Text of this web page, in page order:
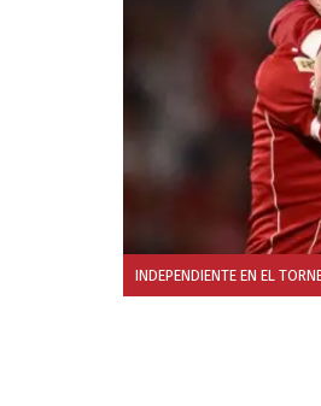
INDEPENDIENTE EN EL